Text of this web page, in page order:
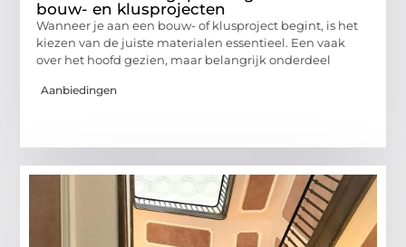
bouw- en klusprojecten
Wanneer je aan een bouw- of klusproject begint, is het
kiezen van de juiste materialen essentieel. Een vaak
over het hoofd gezien, maar belangrijk onderdeel
Aanbiedingen